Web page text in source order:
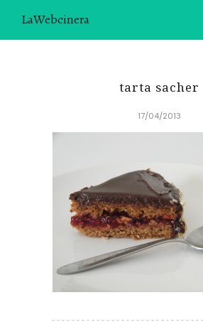
LaWebcinera
CONTACTO
¿TE GUSTARÍA UNIRTE A NUESTRA
ÚNETE A LA NEWSLETTER
RECOMENDACIONES
tarta sacher
17/04/2013